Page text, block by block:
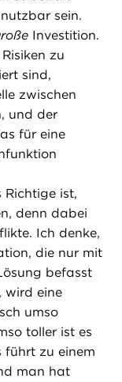
sein.
Investition.
zu
sind,
zwischen
und der
für eine
ist,
denn dabei
Ich denke,
die nur mit
befasst
wird eine
umso
toller ist es
führt zu einem
man hat